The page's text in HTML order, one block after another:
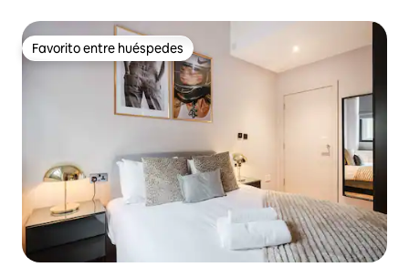
Favorito entre huéspedes
Favorito entre huéspedes